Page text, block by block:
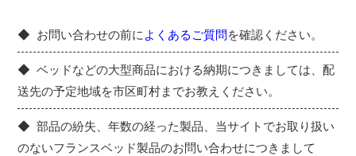
お問い合わせの前に よくあるご質問を確認ください。
ベッドなどの大型商品における納期につきましては、配
送先の予定地域を市区町村までお教えください。
部品の紛失、年数の経った製品、当サイトでお取り扱い
のないフランスベッド製品のお問い合わせにつきまして